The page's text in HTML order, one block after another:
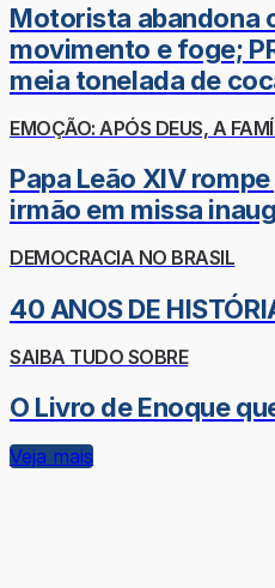
Motorista abandona
movimento e foge;
meia tonelada de
EMOÇÃO: APÓS DEUS, A
Papa Leão XIV
irmão em missa
DEMOCRACIA NO BRASIL
40 ANOS DE
SAIBA TUDO SOBRE
O Livro de Enoque
Veja mais